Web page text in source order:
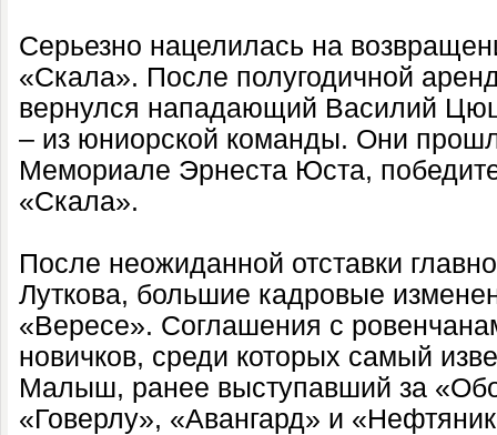
Серьезно нацелилась на
«Скала». После полугодичной
вернулся нападающий Василий
– из юниорской команды. Они
Мемориале Эрнеста Юста,
«Скала».
После неожиданной отставки
Луткова, большие кадровые
«Вересе». Соглашения с
новичков, среди которых самый
Малыш, ранее выступавший за
«Говерлу», «Авангард» и